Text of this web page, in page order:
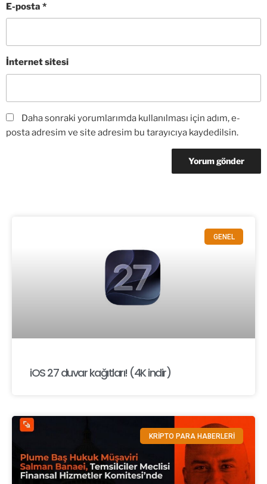
E-posta *
İnternet sitesi
Daha sonraki yorumlarımda kullanılması için adım, e-
posta adresim ve site adresim bu tarayıcıya kaydedilsin.
GENEL
iOS 27 duvar kağıtları! (4K indir)
KRİPTO PARA HABERLERİ